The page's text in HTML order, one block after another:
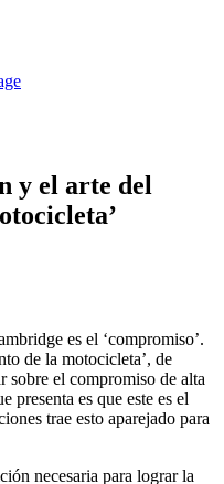
y el arte del
es el ‘compromiso’.
de la motocicleta’, de
sobre el compromiso de alta
presenta es que este es el
trae esto aparejado para
necesaria para lograr la